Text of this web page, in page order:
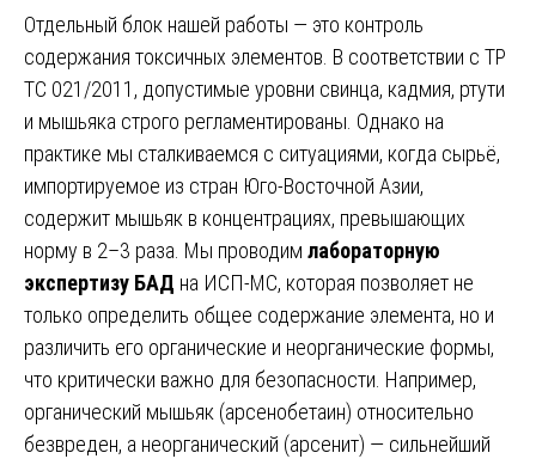
Отдельный блок нашей работы — это контроль
содержания токсичных элементов. В соответствии с ТР
ТС 021/2011, допустимые уровни свинца, кадмия, ртути
и мышьяка строго регламентированы. Однако на
практике мы сталкиваемся с ситуациями, когда сырьё,
импортируемое из стран Юго-Восточной Азии,
содержит мышьяк в концентрациях, превышающих
норму в 2–3 раза. Мы проводим лабораторную
экспертизу БАД на ИСП-МС, которая позволяет не
только определить общее содержание элемента, но и
различить его органические и неорганические формы,
что критически важно для безопасности. Например,
органический мышьяк (арсенобетаин) относительно
безвреден, а неорганический (арсенит) — сильнейший